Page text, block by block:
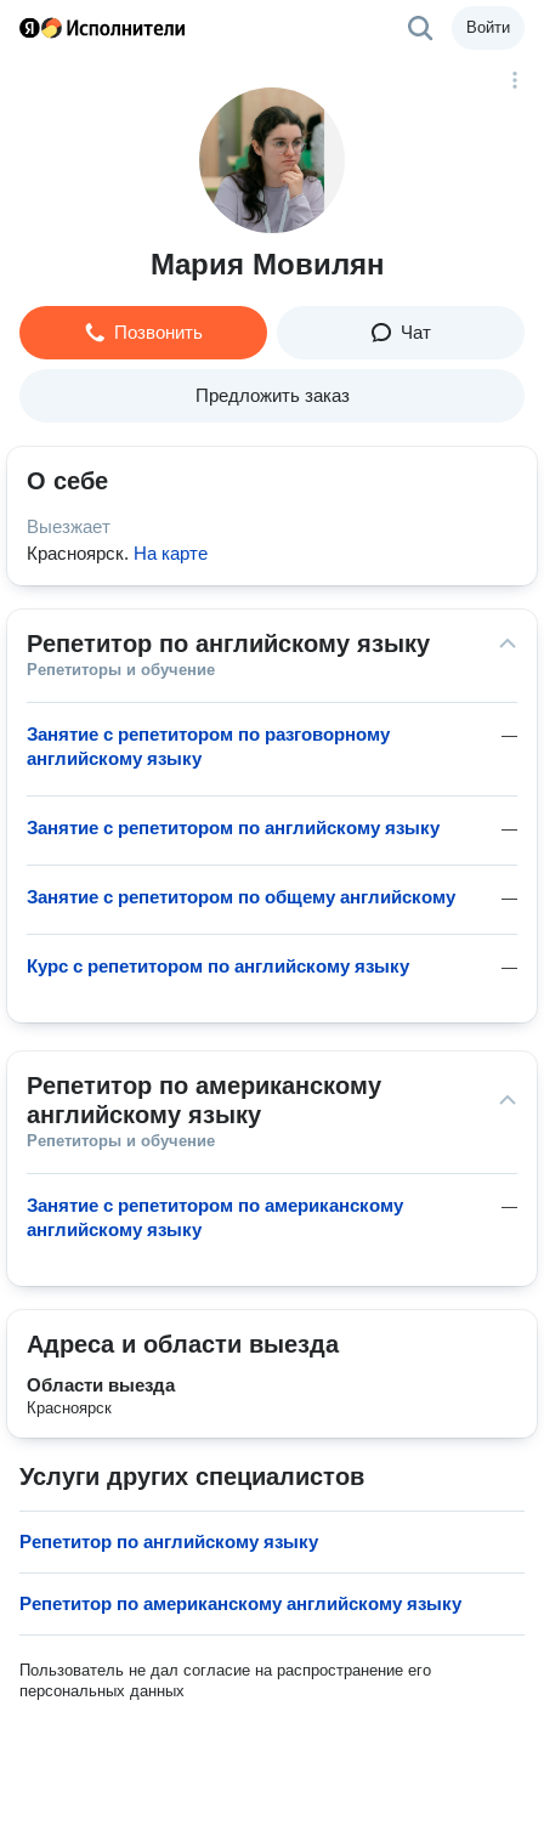
Войти
Мария Мовилян
Позвонить Чат
Предложить заказ
О себе
Выезжает
Красноярск. На карте
Репетитор по английскому языку
Репетиторы и обучение
—
Занятие с репетитором по разговорному
английскому языку
—
Занятие с репетитором по английскому языку
—
Занятие с репетитором по общему английскому
—
Курс с репетитором по английскому языку
Репетитор по американскому
английскому языку
Репетиторы и обучение
—
Занятие с репетитором по американскому
английскому языку
Адреса и области выезда
Области выезда
Красноярск
Услуги других специалистов
Репетитор по английскому языку
Репетитор по американскому английскому языку
Пользователь не дал согласие на распространение его
персональных данных